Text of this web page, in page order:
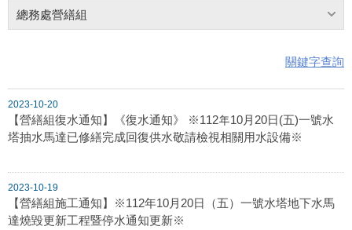
總務處營繕組
關鍵字查詢
2023-10-20
【營繕組復水通知】《復水通知》 ※112年10月20日(五)一號水
塔抽水馬達已修繕完成回復供水敬請檢視相關用水設備※
2023-10-19
【營繕組施工通知】※112年10月20日（五）一號水塔地下水馬
達燒毀更新工程暨停水通知更新※